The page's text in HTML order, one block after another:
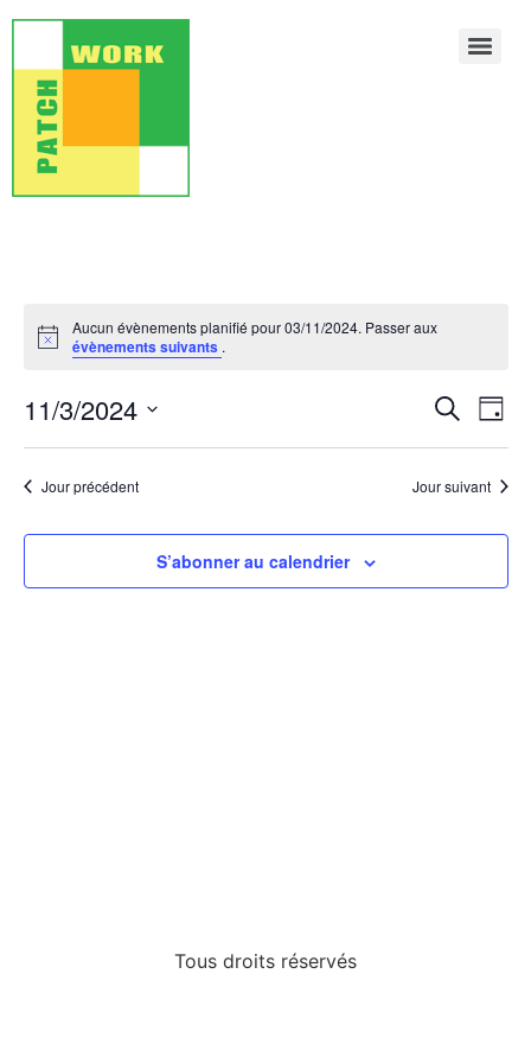
Notice
Aucun évènements planifié pour 03/11/2024. Passer aux
évènements suivants .
et
de
vues
Recherche
de
Jour
11/3/2024
une
date.Jour précédent Jour suivant
S’abonner au calendrier
Tous droits réservés